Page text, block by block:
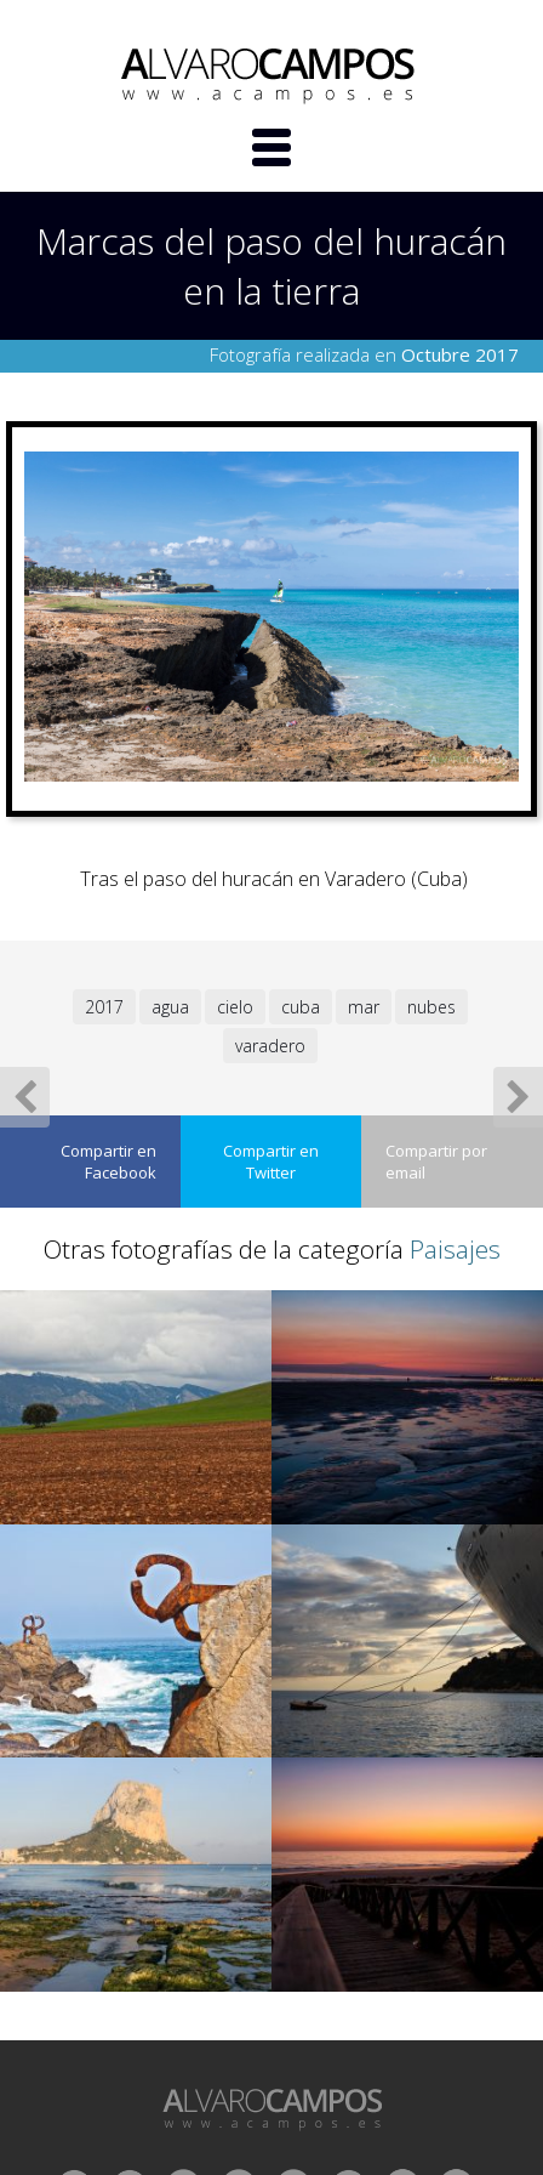
Marcas del paso del huracán
en la tierra
Fotografía realizada en Octubre 2017
Tras el paso del huracán en Varadero (Cuba)
2017 agua cielo cuba mar
nubes
varadero
Compartir en
Facebook
Compartir en
Twitter
Compartir por
email
Otras fotografías de la categoría Paisajes